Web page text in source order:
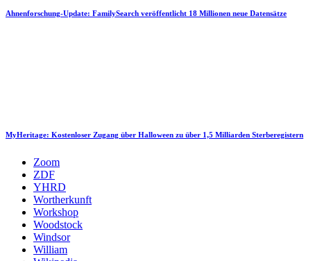
Ahnenforschung-Update: FamilySearch veröffentlicht 18 Millionen neue Datensätze
MyHeritage: Kostenloser Zugang über Halloween zu über 1,5 Milliarden Sterberegistern
Zoom
ZDF
YHRD
Wortherkunft
Workshop
Woodstock
Windsor
William